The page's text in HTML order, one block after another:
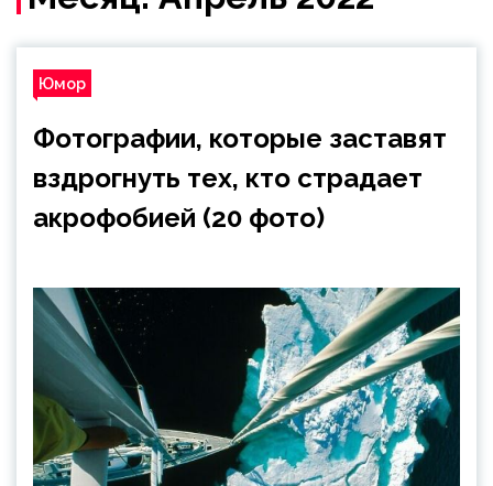
Юмор
Фотографии, которые заставят
вздрогнуть тех, кто страдает
акрофобией (20 фото)